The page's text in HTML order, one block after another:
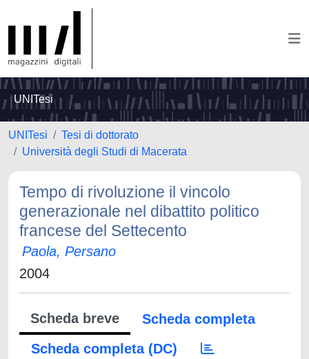
UNITesi
UNITesi
Tesi di dottorato
Università degli Studi di Macerata
Tempo di rivoluzione il vincolo
generazionale nel dibattito politico
francese del Settecento
Paola, Persano
2004
Scheda breve
Scheda completa
Scheda completa (DC)